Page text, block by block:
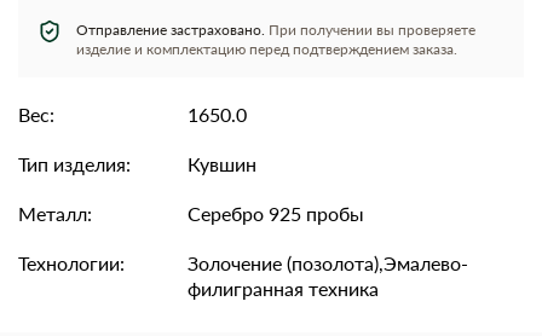
Отправление застраховано. При получении вы проверяете
изделие и комплектацию перед подтверждением заказа.
Вес:
1650.0
Тип изделия:
Кувшин
Металл:
Серебро 925 пробы
Технологии:
Золочение (позолота),Эмалево-
филигранная техника